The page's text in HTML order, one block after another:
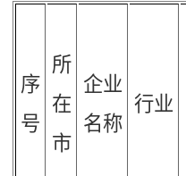
序
号
所
在
市
企业
名称
行业